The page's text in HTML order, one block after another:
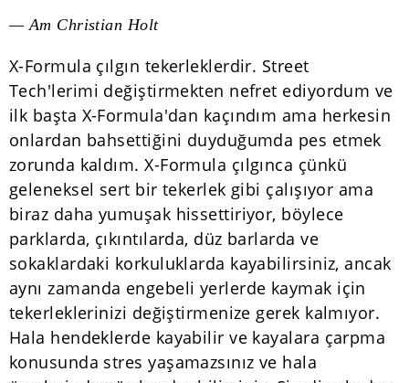
— Am Christian Holt
X-Formula çılgın tekerleklerdir. Street
Tech'lerimi değiştirmekten nefret ediyordum ve
ilk başta X-Formula'dan kaçındım ama herkesin
onlardan bahsettiğini duyduğumda pes etmek
zorunda kaldım. X-Formula çılgınca çünkü
geleneksel sert bir tekerlek gibi çalışıyor ama
biraz daha yumuşak hissettiriyor, böylece
parklarda, çıkıntılarda, düz barlarda ve
sokaklardaki korkuluklarda kayabilirsiniz, ancak
aynı zamanda engebeli yerlerde kaymak için
tekerleklerinizi değiştirmenize gerek kalmıyor.
Hala hendeklerde kayabilir ve kayalara çarpma
konusunda stres yaşamazsınız ve hala